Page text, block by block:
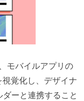
モバイルアプリの
覚化し、デザイナ
ーと連携すること